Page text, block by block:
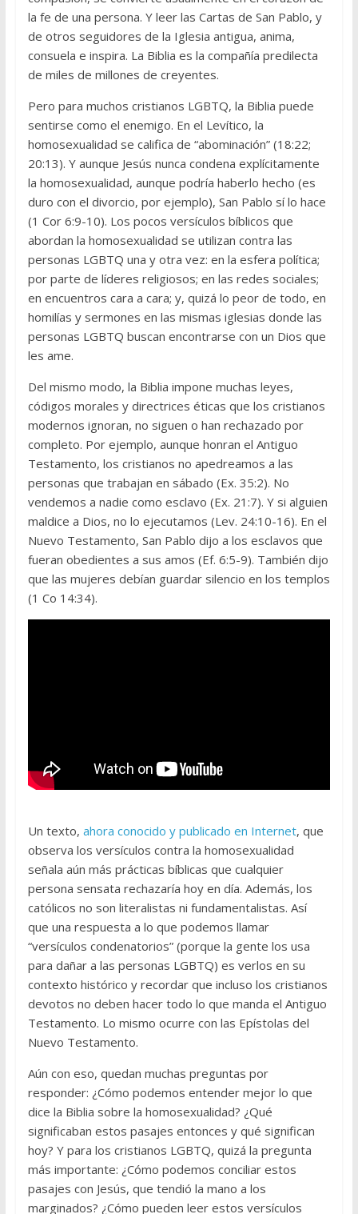
la fe de una persona. Y leer las Cartas de San Pablo, y
de otros seguidores de la Iglesia antigua, anima,
consuela e inspira. La Biblia es la compañía predilecta
de miles de millones de creyentes.
Pero para muchos cristianos LGBTQ, la Biblia puede
sentirse como el enemigo. En el Levítico, la
homosexualidad se califica de “abominación” (18:22;
20:13). Y aunque Jesús nunca condena explícitamente
la homosexualidad, aunque podría haberlo hecho (es
duro con el divorcio, por ejemplo), San Pablo sí lo hace
(1 Cor 6:9-10). Los pocos versículos bíblicos que
abordan la homosexualidad se utilizan contra las
personas LGBTQ una y otra vez: en la esfera política;
por parte de líderes religiosos; en las redes sociales;
en encuentros cara a cara; y, quizá lo peor de todo, en
homilías y sermones en las mismas iglesias donde las
personas LGBTQ buscan encontrarse con un Dios que
les ame.
Del mismo modo, la Biblia impone muchas leyes,
códigos morales y directrices éticas que los cristianos
modernos ignoran, no siguen o han rechazado por
completo. Por ejemplo, aunque honran el Antiguo
Testamento, los cristianos no apedreamos a las
personas que trabajan en sábado (Ex. 35:2). No
vendemos a nadie como esclavo (Ex. 21:7). Y si alguien
maldice a Dios, no lo ejecutamos (Lev. 24:10-16). En el
Nuevo Testamento, San Pablo dijo a los esclavos que
fueran obedientes a sus amos (Ef. 6:5-9). También dijo
que las mujeres debían guardar silencio en los templos
(1 Co 14:34).
Un texto, ahora conocido y publicado en Internet, que
observa los versículos contra la homosexualidad
señala aún más prácticas bíblicas que cualquier
persona sensata rechazaría hoy en día. Además, los
católicos no son literalistas ni fundamentalistas. Así
que una respuesta a lo que podemos llamar
“versículos condenatorios” (porque la gente los usa
para dañar a las personas LGBTQ) es verlos en su
contexto histórico y recordar que incluso los cristianos
devotos no deben hacer todo lo que manda el Antiguo
Testamento. Lo mismo ocurre con las Epístolas del
Nuevo Testamento.
Aún con eso, quedan muchas preguntas por
responder: ¿Cómo podemos entender mejor lo que
dice la Biblia sobre la homosexualidad? ¿Qué
significaban estos pasajes entonces y qué significan
hoy? Y para los cristianos LGBTQ, quizá la pregunta
más importante: ¿Cómo podemos conciliar estos
pasajes con Jesús, que tendió la mano a los
marginados? ¿Cómo pueden leer estos versículos